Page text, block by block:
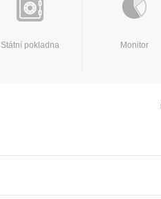
Státní pokladna Monitor